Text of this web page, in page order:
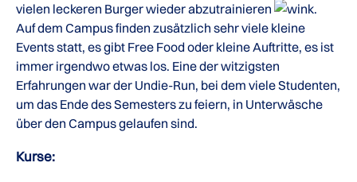
vielen leckeren Burger wieder abzutrainieren
.
Auf dem Campus finden zusätzlich sehr viele kleine
Events statt, es gibt Free Food oder kleine Auftritte, es ist
immer irgendwo etwas los. Eine der witzigsten
Erfahrungen war der Undie-Run, bei dem viele Studenten,
um das Ende des Semesters zu feiern, in Unterwäsche
über den Campus gelaufen sind.
Kurse: